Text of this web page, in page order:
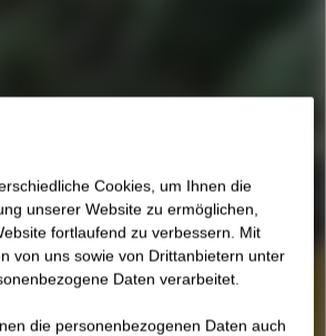
Cookies, um Ihnen die
unserer Website zu ermöglichen,
fortlaufend zu verbessern. Mit
von uns sowie von Drittanbietern unter
Daten verarbeitet.
die personenbezogenen Daten auch